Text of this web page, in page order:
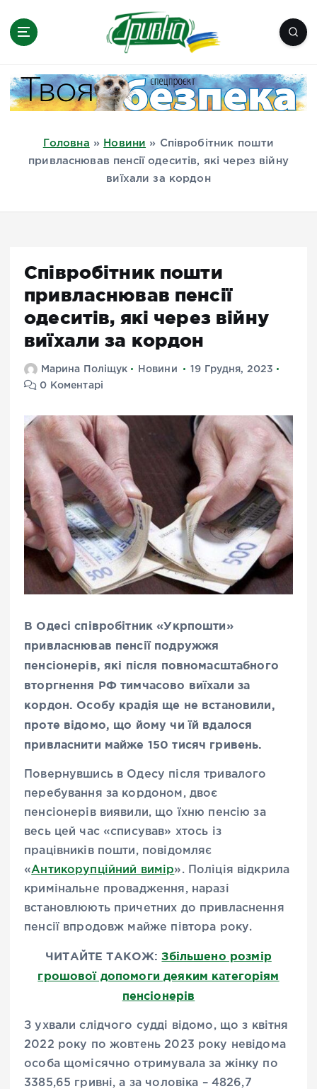
Миколаїв, Одеса, Мелітополь
Головна » Новини »
Співробітник пошти
привласнював пенсії одеситів, які через війну
виїхали за кордон
Співробітник пошти
привласнював пенсії
одеситів, які через війну
виїхали за кордон
Марина Поліщук Новини
19 Грудня, 2023
0 Коментарі
В Одесі співробітник «Укрпошти»
привласнював пенсії подружжя
пенсіонерів, які після повномасштабного
вторгнення РФ тимчасово виїхали за
кордон. Особу крадія ще не встановили,
проте відомо, що йому чи їй вдалося
привласнити майже 150 тисяч гривень.
Повернувшись в Одесу після тривалого
перебування за кордоном, двоє
пенсіонерів виявили, що їхню пенсію за
весь цей час «списував» хтось із
працівників пошти, повідомляє
«Антикорупційний вимір». Поліція відкрила
кримінальне провадження, наразі
встановлюють причетних до привласнення
пенсії впродовж майже півтора року.
ЧИТАЙТЕ ТАКОЖ:Збільшено розмір
грошової допомоги деяким категоріям
пенсіонерів
З ухвали слідчого судді відомо, що з квітня
2022 року по жовтень 2023 року невідома
особа щомісячно отримувала за жінку по
3385,65 гривні, а за чоловіка – 4826,7